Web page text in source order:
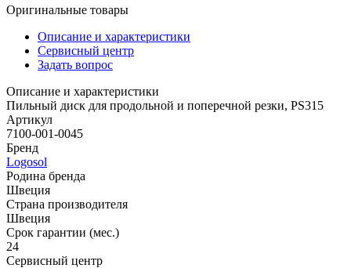
Оригинальные товары
Описание и характеристики
Сервисный центр
Задать вопрос
Описание и характеристики
Пильный диск для продольной и поперечной резки, PS315
Артикул
7100-001-0045
Бренд
Logosol
Родина бренда
Швеция
Страна производителя
Швеция
Срок гарантии (мес.)
24
Сервисный центр